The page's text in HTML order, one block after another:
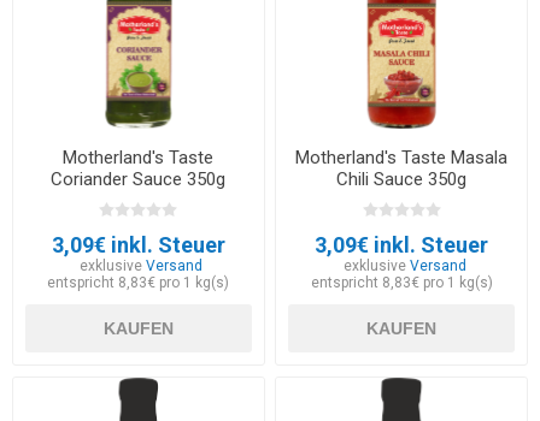
Motherland's Taste
Coriander Sauce 350g
3,09€ inkl. Steuer
exklusiveVersand
entspricht 8,83€ pro 1 kg(s)
KAUFEN
Motherland's Taste Masala
Chili Sauce 350g
3,09€ inkl. Steuer
exklusive Versand
entspricht 8,83€ pro 1 kg(s)
KAUFEN